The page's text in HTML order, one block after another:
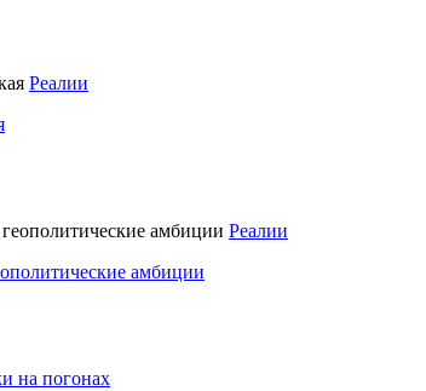
Реалии
Реалии
амбиции
на погонах